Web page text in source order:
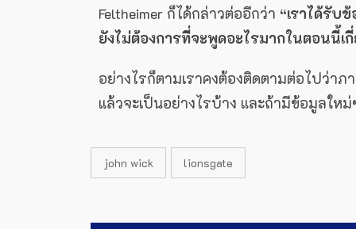
Feltheimer ก็ได้กล่าวต่ออีกว่า “เราได้รับ
ยังไม่ต้องการที่จะพูดอะไรมากในตอนนี้เกี่
อย่างไรก็ตามเราคงต้องติดตามต่อไปว่า
แล้วจะเป็นอย่างไรบ้าง และถ้ามีข้อมูลให
john wick lionsgate